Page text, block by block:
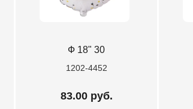
Ф 18" 30
1202-4452
83.00 руб.